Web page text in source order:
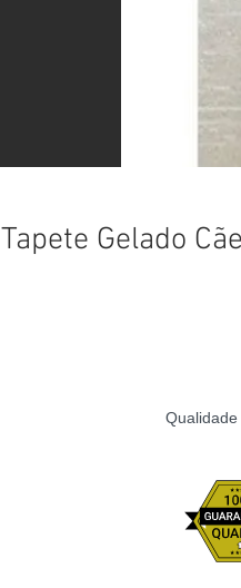
Tapete Gelado